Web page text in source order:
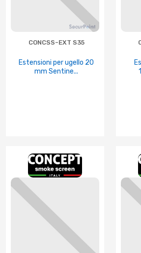
CONCSS-EXT S35
Estensioni per ugello 20
mm Sentine...